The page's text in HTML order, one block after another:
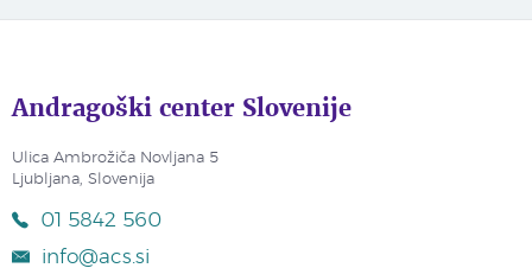
Andragoški center Slovenije
Ulica Ambrožiča Novljana 5
Ljubljana, Slovenija
01 5842 560
info@acs.si